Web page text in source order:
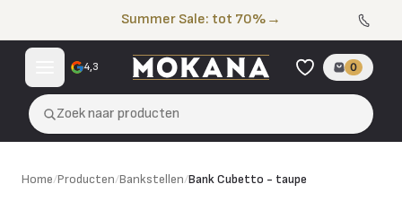
Summer Sale: tot 70% →
4,3 0
Zoek naar producten
Home/Producten/Bankstellen/Bank Cubetto - taupe